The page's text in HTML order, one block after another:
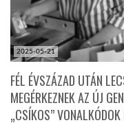
A VILÁG ITTHON
2025-05-21
FÉL ÉVSZÁZAD UTÁN
MEGÉRKEZNEK AZ ÚJ
„CSÍKOS” VONALKÓDOK